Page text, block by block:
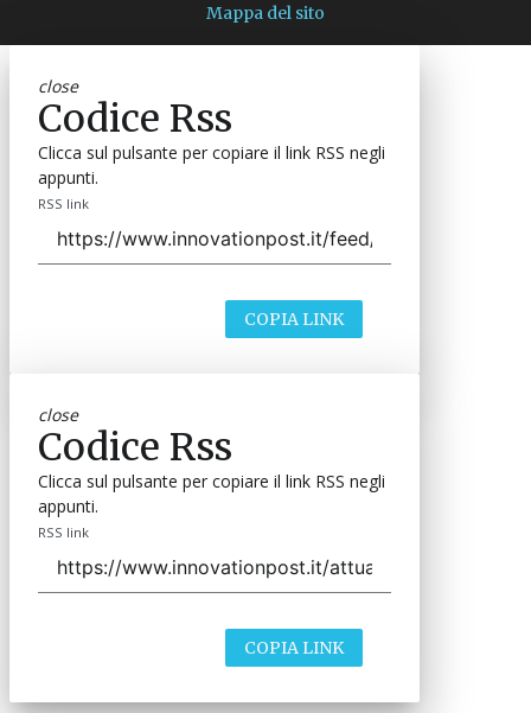
Mappa del sito
close
Codice Rss
Clicca sul pulsante per copiare il link RSS negli
appunti.
RSS link
COPIA LINK
close
Codice Rss
Clicca sul pulsante per copiare il link RSS negli
appunti.
RSS link
COPIA LINK